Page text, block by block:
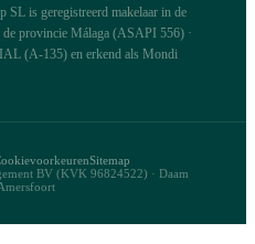
SL is geregistreerd makelaar in de
provincie Málaga (ASAPI 556) ·
(A-135) en erkend als Mondi
BV (KVK 96824522) · Daam
Sitemap